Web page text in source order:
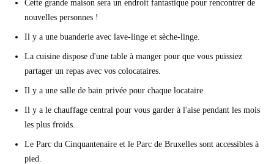
Cette grande maison sera un endroit fantastique pour rencontrer de
nouvelles personnes !
Il y a une buanderie avec lave-linge et sèche-linge.
La cuisine dispose d'une table à manger pour que vous puissiez
partager un repas avec vos colocataires.
Il y a une salle de bain privée pour chaque locataire
Il y a le chauffage central pour vous garder à l'aise pendant les mois
les plus froids.
Le Parc du Cinquantenaire et le Parc de Bruxelles sont accessibles à
pied.